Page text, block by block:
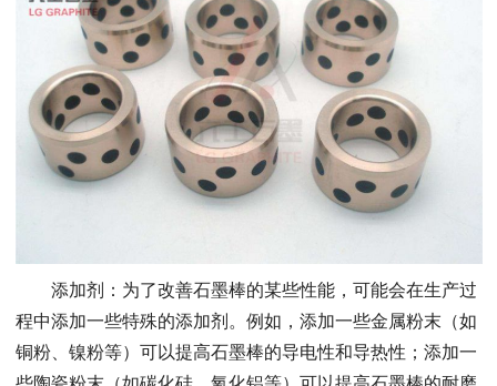
添加剂：为了改善石墨棒的某些性能，可能会在生产过
程中添加一些特殊的添加剂。例如，添加一些金属粉末（如
铜粉、镍粉等）可以提高石墨棒的导电性和导热性；添加一